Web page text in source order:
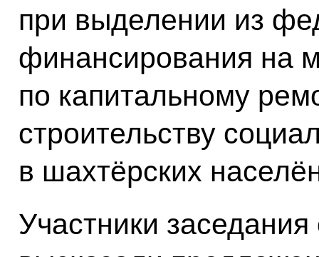
при выделении из
финансирования на
по капитальному
строительству
в шахтёрских
Участники